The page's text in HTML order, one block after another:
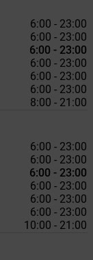
6:00 - 23:00
6:00 - 23:00
6:00 - 23:00
6:00 - 23:00
6:00 - 23:00
6:00 - 23:00
8:00 - 21:00
6:00 - 23:00
6:00 - 23:00
6:00 - 23:00
6:00 - 23:00
6:00 - 23:00
6:00 - 23:00
10:00 - 21:00